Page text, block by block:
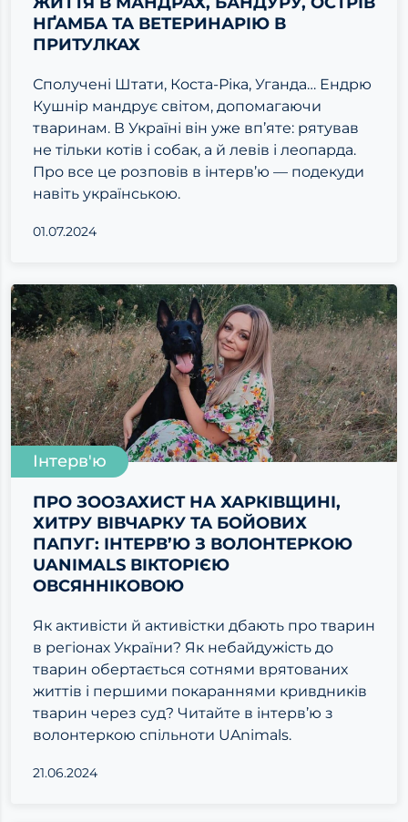
НҐАМБА ТА ВЕТЕРИНАРІЮ В
ПРИТУЛКАХ
Сполучені Штати, Коста-Ріка, Уганда… Ендрю
Кушнір мандрує світом, допомагаючи
тваринам. В Україні він уже вп’яте: рятував
не тільки котів і собак, а й левів і леопарда.
Про все це розповів в інтерв’ю — подекуди
навіть українською.
01.07.2024
Інтерв'ю
ПРО ЗООЗАХИСТ НА ХАРКІВЩИНІ,
ХИТРУ ВІВЧАРКУ ТА БОЙОВИХ
ПАПУГ: ІНТЕРВ’Ю З ВОЛОНТЕРКОЮ
UANIMALS ВІКТОРІЄЮ
ОВСЯННІКОВОЮ
Як активісти й активістки дбають про тварин
в регіонах України? Як небайдужість до
тварин обертається сотнями врятованих
життів і першими покараннями кривдників
тварин через суд? Читайте в інтерв’ю з
волонтеркою спільноти UAnimals.
21.06.2024